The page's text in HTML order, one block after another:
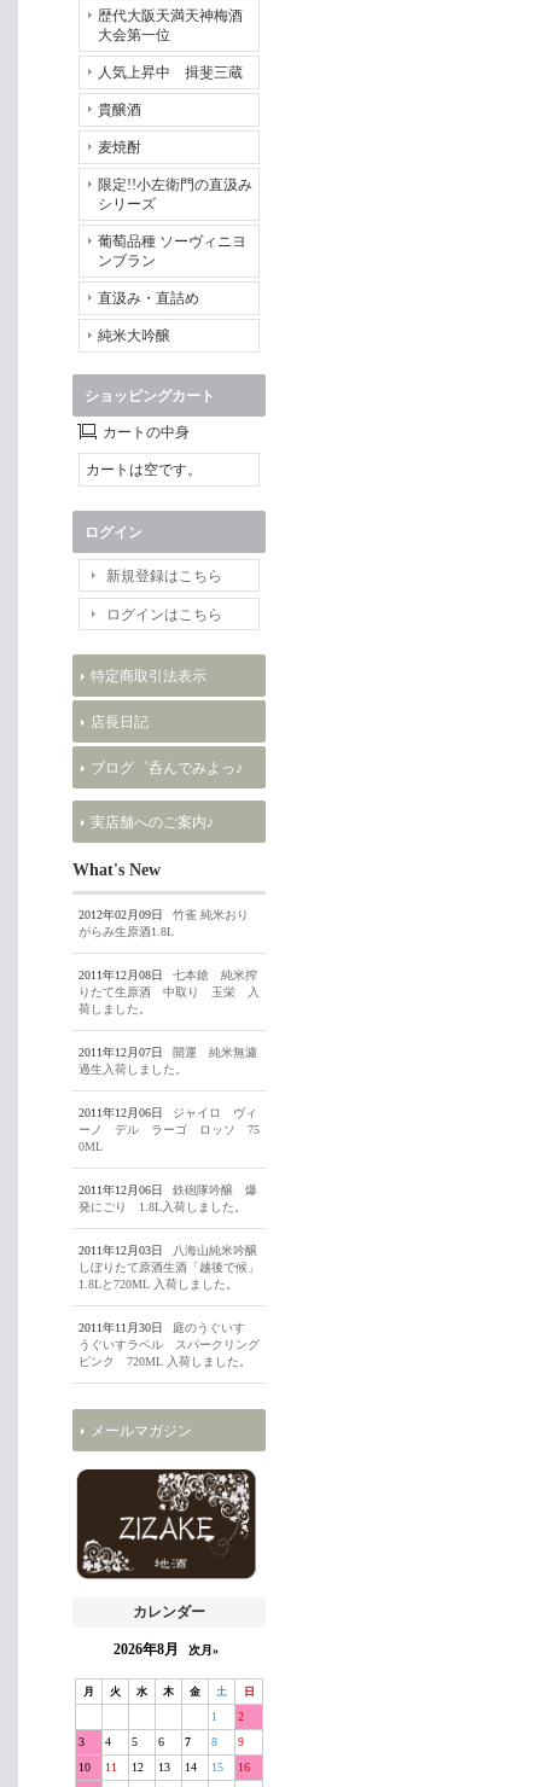
歴代大阪天満天神梅酒
大会第一位
人気上昇中 揖斐三蔵
貴醸酒
麦焼酎
限定!!小左衛門の直汲み
シリーズ
葡萄品種 ソーヴィニヨ
ンブラン
直汲み・直詰め
純米大吟醸
ショッピングカート
カートの中身
カートは空です。
ログイン
新規登録はこちら
ログインはこちら
特定商取引法表示
店長日記
ブログ゜呑んでみよっ♪
実店舗へのご案内♪
What's New
2012年02月09日
竹雀 純米おり
がらみ生原酒1.8L
2011年12月08日
七本鎗 純米搾
りたて生原酒 中取り 玉栄 入
荷しました。
2011年12月07日
開運 純米無濾
過生入荷しました。
2011年12月06日
ジャイロ ヴィ
ーノ デル ラーゴ ロッソ 75
0ML
2011年12月06日
鉄砲隊吟醸 爆
発にごり 1.8L入荷しました。
2011年12月03日
八海山純米吟醸
しぼりたて原酒生酒「越後で候」
1.8Lと720ML 入荷しました。
2011年11月30日
庭のうぐいす
うぐいすラベル スパークリング
ピンク 720ML 入荷しました。
メールマガジン
カレンダー
2026年8月 次月»
月 火 水 木 金 土 日
1
2
3
4 5 6 7 8
9
10
11 12 13 14 15
16